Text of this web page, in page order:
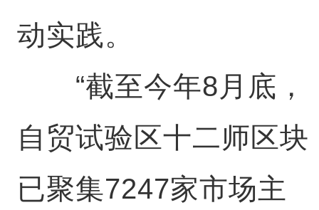
动实践。
“截至今年8月底，
自贸试验区十二师区块
已聚集7247家市场主